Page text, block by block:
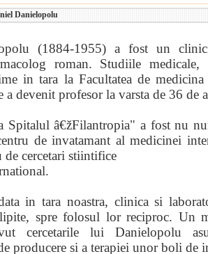
Danielopolu
(1884-1955) a fost un
roman. Studiile medicale,
in tara la Facultatea de
a devenit profesor la varsta de 36 de
Spitalul â€žFilantropia" a fost nu
de invatamant al medicinei
de cercetari stiintifice
in tara noastra, clinica si
spre folosul lor reciproc. Un
cercetarile lui Danielopolu
producere si a terapiei unor boli de